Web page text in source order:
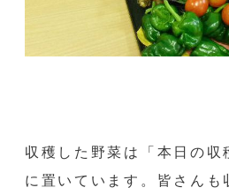
収穫した野菜は「本日の収
に置いています。皆さんも